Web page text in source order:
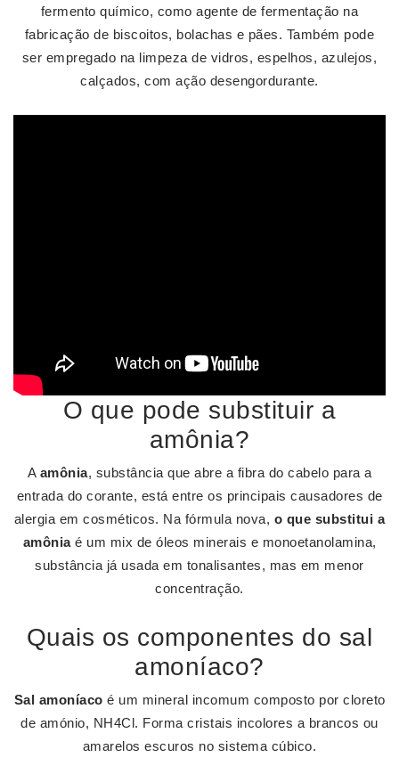
fermento químico, como agente de fermentação na
fabricação de biscoitos, bolachas e pães. Também pode
ser empregado na limpeza de vidros, espelhos, azulejos,
calçados, com ação desengordurante.
O que pode substituir a
amônia?
A amônia, substância que abre a fibra do cabelo para a
entrada do corante, está entre os principais causadores de
alergia em cosméticos. Na fórmula nova, o que substitui a
amôniaé um mix de óleos minerais e monoetanolamina,
substância já usada em tonalisantes, mas em menor
concentração.
Quais os componentes do sal
amoníaco?
Sal amoníaco é um mineral incomum composto por cloreto
de amónio, NH4Cl. Forma cristais incolores a brancos ou
amarelos escuros no sistema cúbico.